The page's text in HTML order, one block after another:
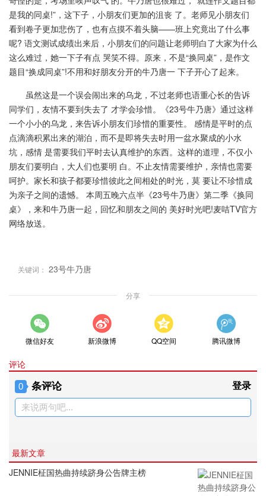
是我的同桌!”，这下子，小朋友们更加的沮丧 了。老师⻅小朋友们
看到卷子更加悲伤了，也有点摸不着头脑——班上究竟出了什么事
呢? 语文测试成绩出来后，小朋友们的问题让老师明白了大家为什么
这么难过，她一下子有点 哭笑不得。原来，不是“换同桌”，是作文
题目“换成同桌”!不用和好朋友分开的牛乃唐一 下子开心了起来。
虽然这是一个误会闹出来的乌⻰，不过老师也语重心⻓的告诉
同学们，友情不要到失去了 才学会珍惜。《23号牛乃唐》通过这样
一个小小的乌⻰，来告诉小朋友们珍惜的重要性。 感情是平时的点
点滴滴积累出来的湖泊，而不是即将失去时用一盆水聚成的小水
坑，感情 是需要我们平时去认真维护的东⻄。这样的道理，不仅小
朋友们要明白，大人们也要明 白。不止友情需要维护，亲情也需要
呵护。家⻓和孩子都要珍惜彼此之间相处的时光，莫 要让不珍惜成
为亲子之间的遗憾。 本周五晚六点半《23号牛乃唐》第二季《换同
桌》，来和牛乃唐一起，回忆和朋友之间的 美好时光吧!⻨咭TV官方
网络放送。
关键词： 23号牛乃唐
分享
微信好友 新浪微博 QQ空间 腾讯微博
评论
0 条评论 登录
来说两句吧...
最新文章
JENNIE柾国热曲持续跻身公告牌主榜